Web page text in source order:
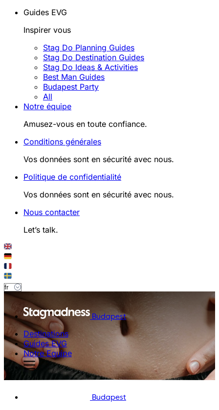
Guides EVG
Inspirer vous
Stag Do Planning Guides
Stag Do Destination Guides
Stag Do Ideas & Activities
Best Man Guides
Budapest Party
All
Notre équipe
Amusez-vous en toute confiance.
Conditions générales
Vos données sont en sécurité avec nous.
Politique de confidentialité
Vos données sont en sécurité avec nous.
Nous contacter
Let’s talk.
Budapest
Destinations
Guides EVG
Notre Equipe
Budapest